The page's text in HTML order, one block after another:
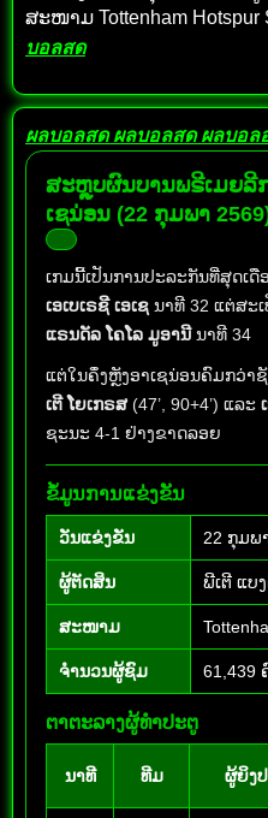
ສະໜາມ Tottenham
บอลสด
ผลบอลสดผลบอลสดผลบอล
ສະຫຼຸບຜົນບານພຣີເມຍລີ
ເຊນ່ອນ (22 ກຸມພາ
ເກມນີ້ເປັນການປະລະກັນທີ່ສຸດເ
ເອເບເຣຊີ ເອເຊ ນາທີ 32 ແຕ່ສະ
ແຣນດັລ ໂຄໂລ ມູອານີນາທີ 34
ແຕ່ໃນຄຶ່ງຫຼັງອາເຊນ່ອນຄົມກວ່າ
ເຕີ ໂຍເກຣສ(47’, 90+4’) ແລະ
ຊະນະ 4-1 ຢ່າງຂາດລອຍ
ຂໍ້ມູນການແຂ່ງຂັນ
ວັນແຂ່ງຂັນ 22 ກຸມພ
ຜູ້ຕັດສິນ ພີເຕີ ແບ
ສະໜາມ
ຈຳນວນຜູ້ຊົມ 61,439
ຕາຕະລາງຜູ້ທຳປະຕູ
ນາທີ ທີມ ຜູ້ຍິງ